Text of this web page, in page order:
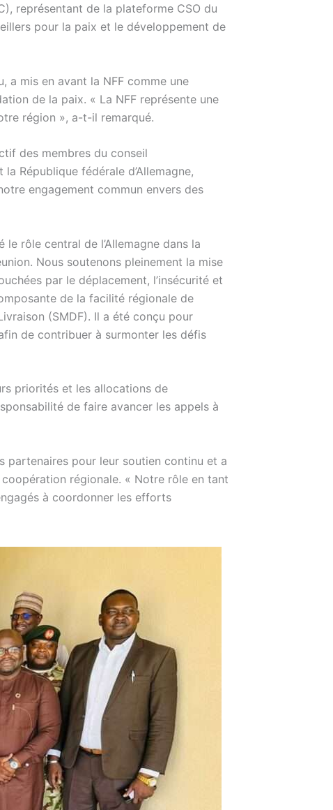
représentant de la plateforme CSO du
pour la paix et le développement de
a mis en avant la NFF comme une
de la paix. « La NFF représente une
région », a-t-il remarqué.
des membres du conseil
République fédérale d’Allemagne,
engagement commun envers des
le rôle central de l’Allemagne dans la
Nous soutenons pleinement la mise
par le déplacement, l’insécurité et
de la facilité régionale de
(SMDF). Il a été conçu pour
de contribuer à surmonter les défis
priorités et les allocations de
de faire avancer les appels à
partenaires pour leur soutien continu et a
régionale. « Notre rôle en tant
à coordonner les efforts